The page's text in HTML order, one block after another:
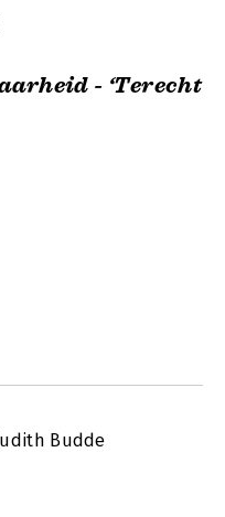
- ‘Terecht
Budde